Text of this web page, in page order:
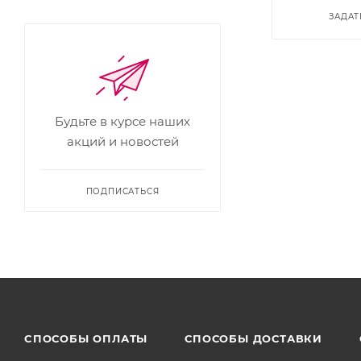
Будьте в курсе наших
акций и новостей
ПОДПИСАТЬСЯ
CПОСОБЫ ОПЛАТЫ СПОСОБЫ ДОСТАВКИ